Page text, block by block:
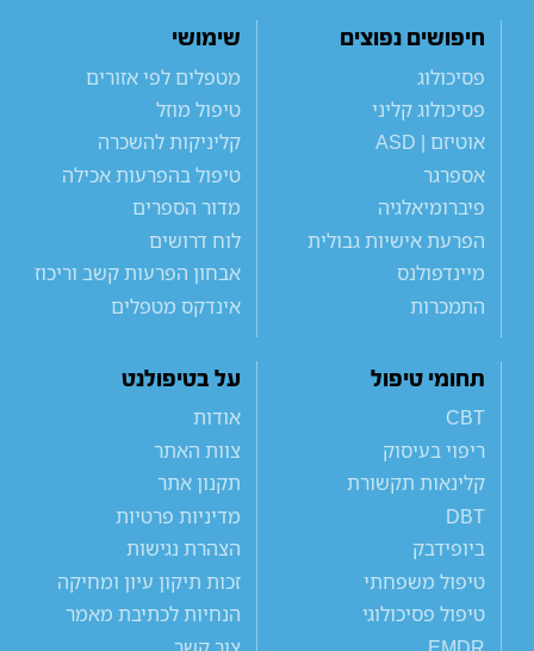
חיפושים נפוצים
פסיכולוג
פסיכולוג קליני
אוטיזם | ASD
אספרגר
פיברומיאלגיה
הפרעת אישיות גבולית
מיינדפולנס
התמכרות
שימושי
מטפלים לפי אזורים
טיפול מוזל
קליניקות להשכרה
טיפול בהפרעות אכילה
מדור הספרים
לוח דרושים
אבחון הפרעות קשב וריכוז
אינדקס מטפלים
תחומי טיפול
CBT
ריפוי בעיסוק
קלינאות תקשורת
DBT
ביופידבק
טיפול משפחתי
טיפול פסיכולוגי
על בטיפולנט
אודות
צוות האתר
תקנון אתר
מדיניות פרטיות
הצהרת נגישות
זכות תיקון עיון ומחיקה
הנחיות לכתיבת מאמר